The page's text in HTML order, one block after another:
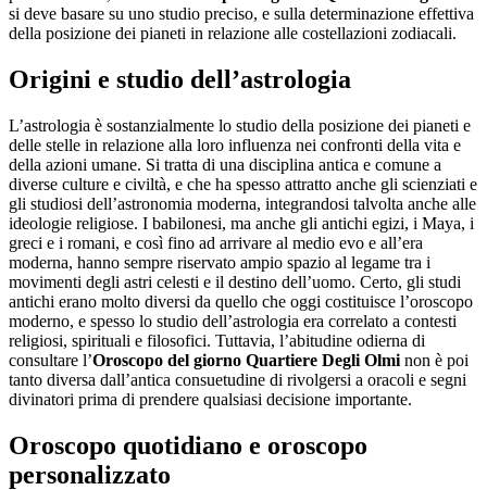
si deve basare su uno studio preciso, e sulla determinazione effettiva
della posizione dei pianeti in relazione alle costellazioni zodiacali.
Origini e studio dell’astrologia
L’astrologia è sostanzialmente lo studio della posizione dei pianeti e
delle stelle in relazione alla loro influenza nei confronti della vita e
della azioni umane. Si tratta di una disciplina antica e comune a
diverse culture e civiltà, e che ha spesso attratto anche gli scienziati e
gli studiosi dell’astronomia moderna, integrandosi talvolta anche alle
ideologie religiose. I babilonesi, ma anche gli antichi egizi, i Maya, i
greci e i romani, e così fino ad arrivare al medio evo e all’era
moderna, hanno sempre riservato ampio spazio al legame tra i
movimenti degli astri celesti e il destino dell’uomo. Certo, gli studi
antichi erano molto diversi da quello che oggi costituisce l’oroscopo
moderno, e spesso lo studio dell’astrologia era correlato a contesti
religiosi, spirituali e filosofici. Tuttavia, l’abitudine odierna di
consultare l’Oroscopo del giorno Quartiere Degli Olmi non è poi
tanto diversa dall’antica consuetudine di rivolgersi a oracoli e segni
divinatori prima di prendere qualsiasi decisione importante.
Oroscopo quotidiano e oroscopo
personalizzato